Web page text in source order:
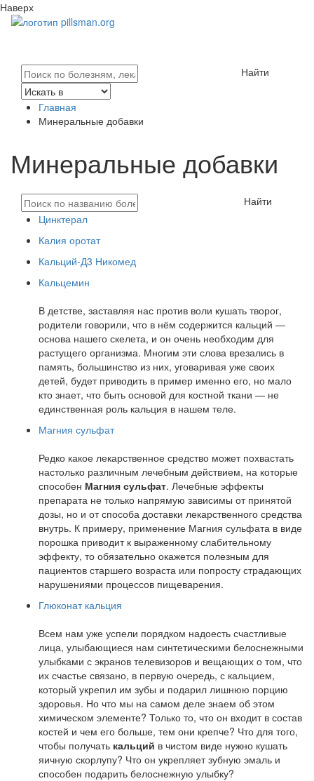
Наверх
Найти
Главная
Минеральные добавки
Минеральные добавки
Найти
Цинктерал
Калия оротат
Кальций-Д3 Никомед
Кальцемин
В детстве, заставляя нас против воли кушать творог,
родители говорили, что в нём содержится кальций —
основа нашего скелета, и он очень необходим для
растущего организма. Многим эти слова врезались в
память, большинство из них, уговаривая уже своих
детей, будет приводить в пример именно его, но мало
кто знает, что быть основой для костной ткани — не
единственная роль кальция в нашем теле.
Магния сульфат
Редко какое лекарственное средство может похвастать
настолько различным лечебным действием, на которые
способен Магния сульфат. Лечебные эффекты
препарата не только напрямую зависимы от принятой
дозы, но и от способа доставки лекарственного средства
внутрь. К примеру, применение Магния сульфата в виде
порошка приводит к выраженному слабительному
эффекту, то обязательно окажется полезным для
пациентов старшего возраста или попросту страдающих
нарушениями процессов пищеварения.
Глюконат кальция
Всем нам уже успели порядком надоесть счастливые
лица, улыбающиеся нам синтетическими белоснежными
улыбками с экранов телевизоров и вещающих о том, что
их счастье связано, в первую очередь, с кальцием,
который укрепил им зубы и подарил лишнюю порцию
здоровья. Но что мы на самом деле знаем об этом
химическом элементе? Только то, что он входит в состав
костей и чем его больше, тем они крепче? Что для того,
чтобы получать кальций в чистом виде нужно кушать
яичную скорлупу? Что он укрепляет зубную эмаль и
способен подарить белоснежную улыбку?